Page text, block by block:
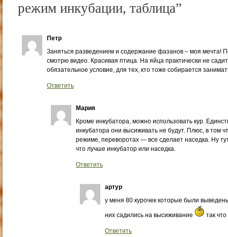
режим инкубации, таблица”
Петр
Заняться разведением и содержание фазанов – моя мечта!
смотрю видео. Красивая птица. На яйца практически не
обязательное условие, для тех, кто тоже собирается
Ответить
Мария
Кроме инкубатора, можно использовать кур.
инкубатора они высиживать не будут. Плюс, в том
режиме, переворотах — все сделает наседка. Ну
что лучше инкубатор или наседка.
Ответить
артур
у меня 80 курочек которые были
них садились на высиживание так
Ответить